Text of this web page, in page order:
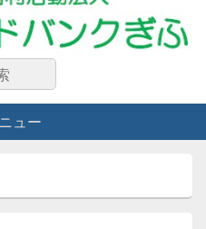
フードバンクぎ
食料を必要としている人々を支援する
です。
ュー